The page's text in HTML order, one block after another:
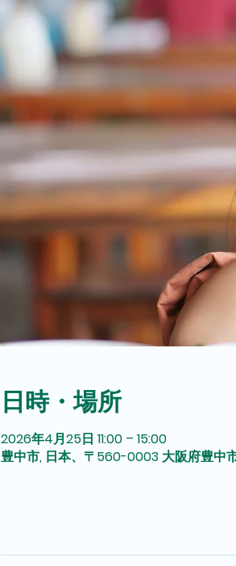
日時・場所
2026年4月25日 11:00 – 15:00
豊中市, 日本、〒560-0003 大阪府豊中